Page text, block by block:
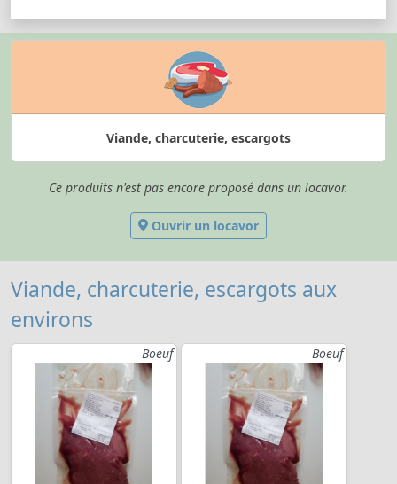
Viande, charcuterie, escargots
Ce produits n'est pas encore proposé dans un locavor.
Ouvrir un locavor
Viande, charcuterie, escargots aux
environs
Boeuf Boeuf